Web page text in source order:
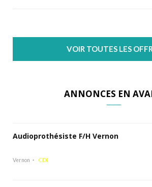
VOIR TOUTES LES
ANNONCES EN
Audioprothésiste F/H Vernon
Vernon CDI